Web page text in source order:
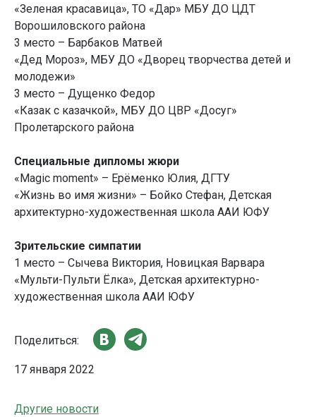
«Зеленая красавица», ТО «Дар» МБУ ДО ЦДТ
Ворошиловского района
3 место – Барбаков Матвей
«Дед Мороз», МБУ ДО «Дворец творчества детей и
молодежи»
3 место – Дущенко Федор
«Казак с казачкой», МБУ ДО ЦВР «Досуг»
Пролетарского района
Специальные дипломы жюри
«Magic moment» – Ерёменко Юлия, ДГТУ
«Жизнь во имя жизни» – Бойко Стефан, Детская
архитектурно-художественная школа ААИ ЮФУ
Зрительские симпатии
1 место – Сычева Виктория, Новицкая Варвара
«Мульти-Пульти Ёлка», Детская архитектурно-
художественная школа ААИ ЮФУ
Поделиться:
17 января 2022
Другие новости